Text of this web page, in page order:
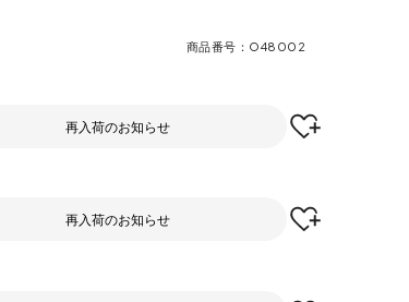
商品番号 O48002
再入荷のお知らせ
再入荷のお知らせ